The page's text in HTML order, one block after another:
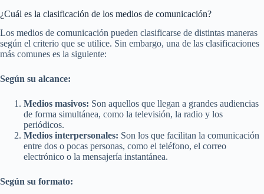
¿Cuál es la clasificación de los medios de comunicación?
Los medios de comunicación pueden clasificarse de distintas maneras
según el criterio que se utilice. Sin embargo, una de las clasificaciones
más comunes es la siguiente:
Según su alcance:
Medios masivos: Son aquellos que llegan a grandes audiencias
de forma simultánea, como la televisión, la radio y los
periódicos.
Medios interpersonales: Son los que facilitan la comunicación
entre dos o pocas personas, como el teléfono, el correo
electrónico o la mensajería instantánea.
Según su formato: